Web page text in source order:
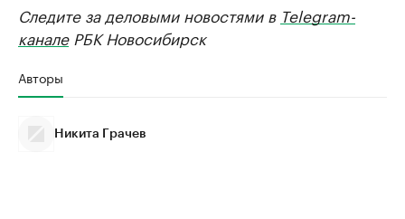
Следите за деловыми новостями в Telegram-
каналеРБК Новосибирск
Авторы
Никита Грачев